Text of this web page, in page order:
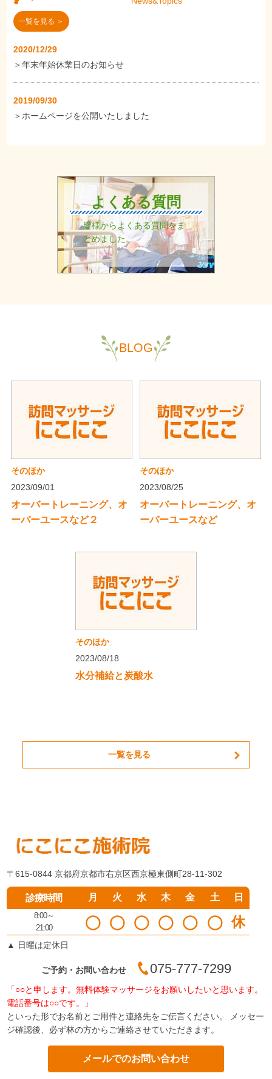
一覧を見る ＞
2020/12/29
＞年末年始休業日のお知らせ
2019/09/30
＞ホームページを公開いたしました
よくある質問
皆様からよくある質問をま
とめました。
BLOG
そのほか
2023/09/01
オーバートレーニング、オ
ーバーユースなど２
そのほか
2023/08/25
オーバートレーニング、オ
ーバーユースなど
そのほか
2023/08/18
水分補給と炭酸水
一覧を見る
〒615-0844 京都府京都市右京区西京極東側町28-11-302
診療時間 月 火 水 木 金 土 日
8:00～
21:00
◯ ◯ ◯ ◯ ◯ ◯ 休
▲ 日曜は定休日
ご予約・お問い合わせ 075-777-7299
「○○と申します。無料体験マッサージをお願いしたいと思います。
電話番号は○○です。」
といった形でお名前とご用件と連絡先をご伝言ください。 メッセー
ジ確認後、必ず林の方からご連絡させていただきます。
メールでのお問い合わせ